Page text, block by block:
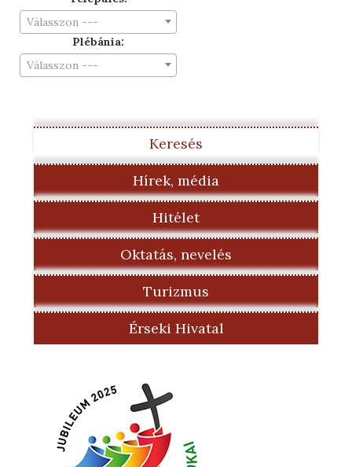
Válasszon ---
Plébánia:
Válasszon ---
Keresés
Hírek, média
Hitélet
Oktatás, nevelés
Turizmus
Érseki Hivatal